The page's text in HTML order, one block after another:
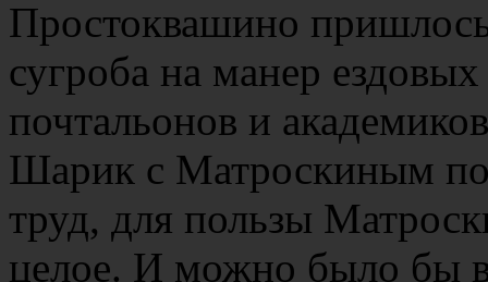
Простоквашино
сугроба на манер
почтальонов и
Шарик с Матроскиным
труд, для пользы
целое. И можно было бы